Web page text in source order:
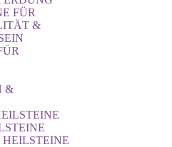
FÜR
&
&